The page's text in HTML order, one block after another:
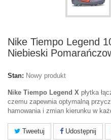
Nike Tiempo Legend
Niebieski
Stan: Nowy produkt
Nike Tiempo Legend X płytka
czemu zapewnia optymalną
hamowania i zmian kierunku w
Tweetuj Udostępnij